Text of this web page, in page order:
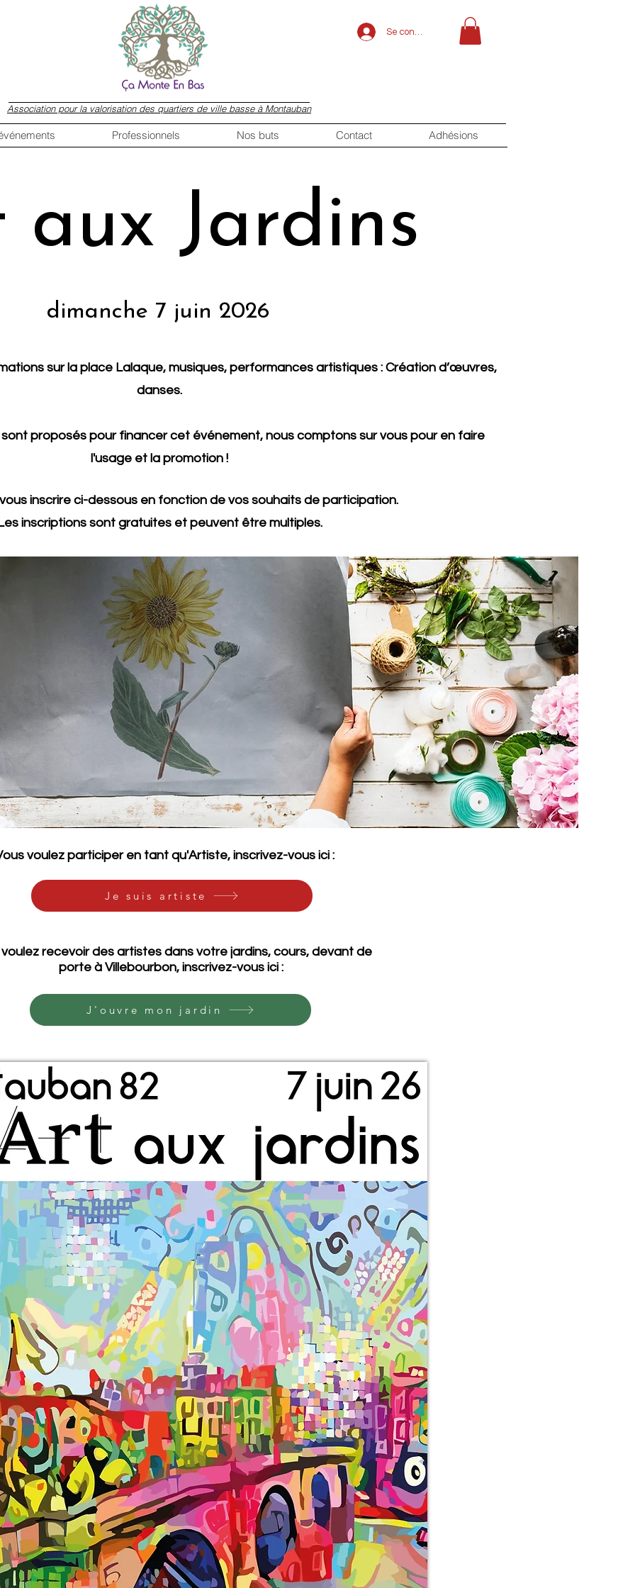
Se connecter
Association pour la valorisation des quartiers de ville basse à Montauban
Professionnels Nos buts Contact Adhésions
aux Jardins
dimanche 7 juin 2026
sur la place Lalaque, musiques, performances artistiques : Création d’œuvres,
danses.
proposés pour financer cet événement, nous comptons sur vous pour en faire
l'usage et la promotion !
inscrire ci-dessous en fonction de vos souhaits de participation.
inscriptions sont gratuites et peuvent être multiples.
voulez participer en tant qu'Artiste, inscrivez-vous ici :
Je suis artiste
voulez recevoir des artistes dans votre jardins, cours, devant de
porte à Villebourbon, inscrivez-vous ici :
J'ouvre mon jardin